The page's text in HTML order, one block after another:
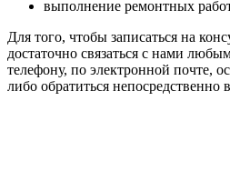
выполнение ремонтных
Для того, чтобы записаться на
достаточно связаться с нами
телефону, по электронной почте,
либо обратиться непосредственно